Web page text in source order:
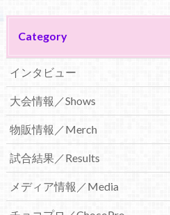
Category
インタビュー
大会情報／Shows
物販情報／Merch
試合結果／Results
メディア情報／Media